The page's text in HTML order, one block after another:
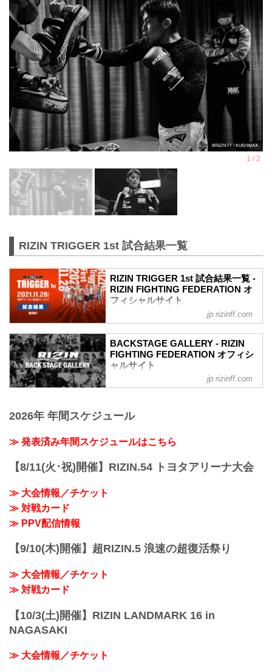
RIZIN TRIGGER 1st 試合結果一覧
RIZIN TRIGGER 1st 試合結果一覧 -
RIZIN FIGHTING FEDERATION オ
フィシャルサイト
第14試合／スペシャルワンマッチ 昇侍
RIZIN MMAルール：5分 3R（66.0kg）
（LOSE）昇侍 vs. 萩原京平（WIN）
2R 1分19秒 TKO（レフェリーストップ：
≫ 試合結果詳細
RIZIN MMAルール：5分 3R（68.0kg）
3R 判定 （3-0）
第12試合／スペシャルワンマッチ ストラ
jp.rizinff.com
BACKSTAGE GALLERY - RIZIN
FIGHTING FEDERATION オフィシ
ャルサイト
BACKSTAGE GALLERY の記事一覧 - 格
イジン ファイティング フェデレーショ
いきます。
jp.rizinff.com
2026年 年間スケジュール
≫ 発表済み年間スケジュールはこちら
【8/11(火･祝)開催】RIZIN.54 トヨタアリーナ大会
≫ 大会情報／チケット
≫ 対戦カード
≫ PPV配信情報
【9/10(木)開催】超RIZIN.5 浪速の超復活祭り
≫ 大会情報／チケット
≫ 対戦カード
【10/3(土)開催】RIZIN LANDMARK 16 in
NAGASAKI
≫ 大会情報／チケット